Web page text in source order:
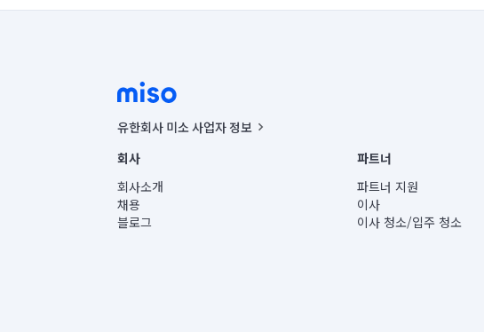
유한회사 미소 사업자 정보
사업자등록번호 : 291-87-00271 | 인허가번호 : 2016-3220163-14-5-00019 |
통신판매신고번호 : 2024-서울종로-1400(공정거래위원회 정보) |
대표이사 : CHING VICTOR COLUMBIA RHEE
주소 | 본사: 서울특별시 종로구 율곡로 6(중학동, 트윈트리빌딩) B동 5층
컨택센터 : 서울특별시 종로구 수송동 율곡로 24, 7층, 8층 미소
회사
회사소개
채용
블로그
파트너
파트너 지원
이사
이사 청소/입주 청소